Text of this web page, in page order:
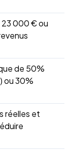
000 € ou
de 50%
ou 30%
réelles et